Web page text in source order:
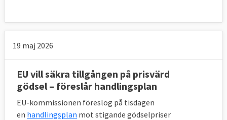
19 maj 2026
EU vill säkra tillgången på prisvärd
gödsel – föreslår handlingsplan
EU-kommissionen föreslog på tisdagen
en handlingsplan mot stigande gödselpriser